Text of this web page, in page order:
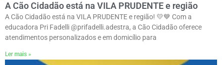
A Cão Cidadão está na VILA PRUDENTE e região
A Cão Cidadão está na VILA PRUDENTE e região! 💛💙 Com a
educadora Pri Fadelli @prifadelli.adestra, a Cão Cidadão oferece
atendimentos personalizados e em domicílio para
Ler mais »